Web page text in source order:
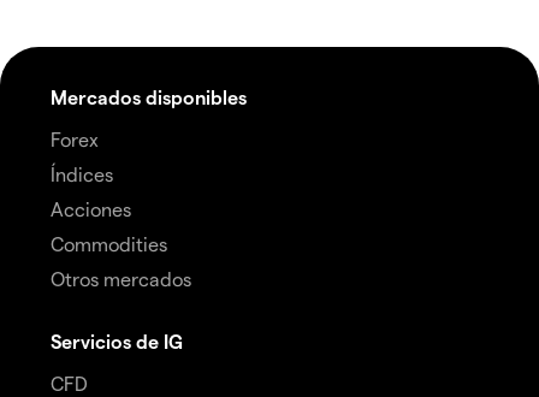
Mercados disponibles
Forex
Índices
Acciones
Commodities
Otros mercados
Servicios de IG
CFD